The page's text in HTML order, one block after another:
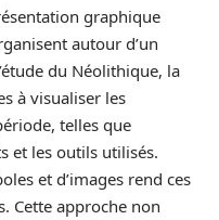
graphique
autour d’un
du Néolithique, la
à visualiser les
telles que
et les outils utilisés.
et d’images rend ces
Cette approche non